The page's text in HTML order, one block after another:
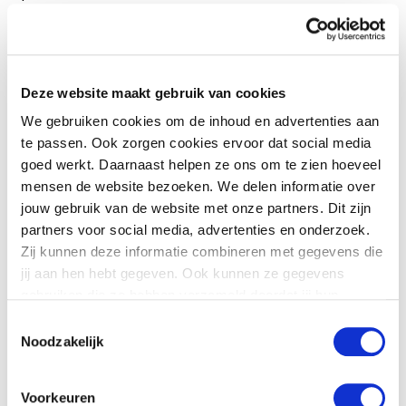
Deze website maakt gebruik van cookies
We gebruiken cookies om de inhoud en advertenties aan
te passen. Ook zorgen cookies ervoor dat social media
goed werkt. Daarnaast helpen ze ons om te zien hoeveel
mensen de website bezoeken. We delen informatie over
jouw gebruik van de website met onze partners. Dit zijn
partners voor social media, advertenties en onderzoek.
Zij kunnen deze informatie combineren met gegevens die
jij aan hen hebt gegeven. Ook kunnen ze gegevens
Noodzakelijk
Voorkeuren
Voor de incidentbestrijding in de koude fase zijn in het
Incidentbestrijdingsplan Waddenzee (IBP-W) afspraken
onderscheiden we de randvoorwaardelijke processen
melding en alarmering, leiding en coördinatie,
opschaling en informatiemanagement. Dit jaar wordt
het geactualiseerde IBP-W opgeleverd en vastgesteld.
Aan welke van deze vier onderdelen moeten we in
2021 in de vakbekwaamheidsprogramma’s speciale
aandacht besteden en waar zitten volgens jou de
operationele aandachtspunten vanuit de planvorming?
“Deze onderdelen zijn volgens mij niet los van elkaar te
centralist/calamiteitencoördinator [CACO] weet hoe
Het gaat er niet alleen om dat de centralist alarm